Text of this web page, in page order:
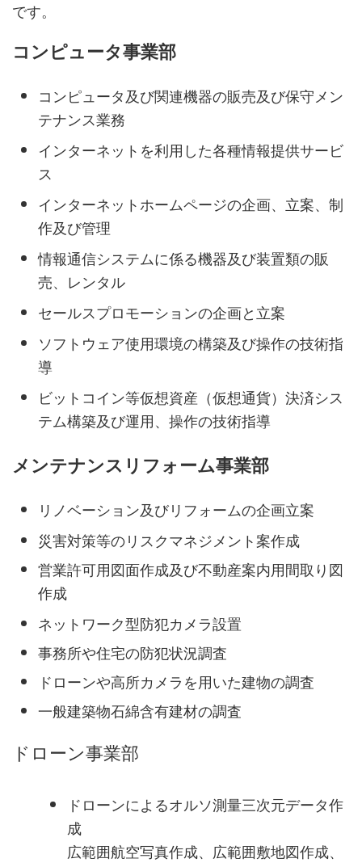
です。
コンピュータ事業部
コンピュータ及び関連機器の販売及び保守メン
テナンス業務
インターネットを利用した各種情報提供サービ
ス
インターネットホームページの企画、立案、制
作及び管理
情報通信システムに係る機器及び装置類の販
売、レンタル
セールスプロモーションの企画と立案
ソフトウェア使用環境の構築及び操作の技術指
導
ビットコイン等仮想資産（仮想通貨）決済シス
テム構築及び運用、操作の技術指導
メンテナンスリフォーム事業部
リノベーション及びリフォームの企画立案
災害対策等のリスクマネジメント案作成
営業許可用図面作成及び不動産案内用間取り図
作成
ネットワーク型防犯カメラ設置
事務所や住宅の防犯状況調査
ドローンや高所カメラを用いた建物の調査
一般建築物石綿含有建材の調査
ドローン事業部
ドローンによるオルソ測量三次元データ作
成
広範囲航空写真作成、広範囲敷地図作成、